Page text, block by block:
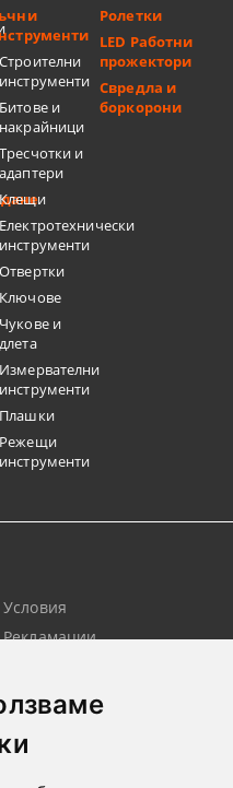
Строителни
инструменти
Битове и
накрайници
Тресчотки и
адаптери
Клещи
Електротехнически
инструменти
Отвертки
Ключове
Чукове и
длета
Измервателни
инструменти
Плашки
Режещи
инструменти
Ролетки
LED Работни
прожектори
Свредла и
боркорони
Условия
Рекламации
Новини